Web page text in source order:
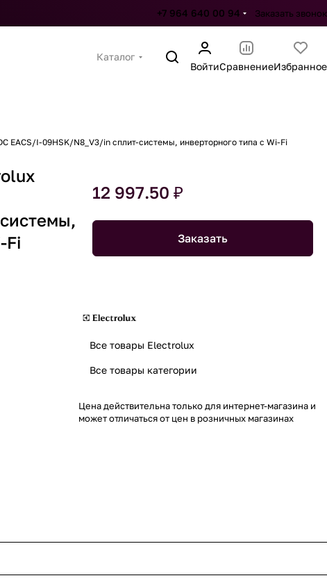
+7 964 640 00 94 Заказать звонок
Каталог
ВойтиСравнениеИзбранное
EACS/I-09HSK/N8_V3/in сплит-системы, инверторного типа с Wi-Fi
Fi
12 997.50 ₽
Заказать
Все товары Electrolux
Все товары категории
Цена действительна только для интернет-магазина и
может отличаться от цен в розничных магазинах